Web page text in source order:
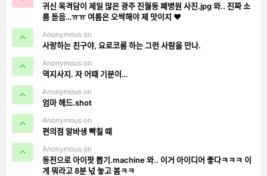
귀신 목격담이 제일 많은 광주 진월동 폐병원 사진.jpg 와.. 진짜 소
름 돋음…ㅠㅠ 여름은 오싹해야 제 맛이지 ❤️
Anonymous on
사랑하는 친구야, 요로코롬 하는 그런 사람을 만나.
Anonymous on
역지사지. 자 어때 기분이…
Anonymous on
엄마 헤드.shot
Anonymous on
편의점 알바생 빡칠 때
Anonymous on
동전으로 아이팟 뽑기.machine 와.. 이거 아이디어 좋다ㅋㅋㅋ 이
게 뭐라고 8분 넋 놓고 봄ㅋㅋ